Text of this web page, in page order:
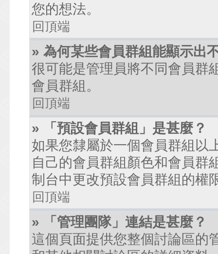
您的想法。
回頂端
» 為何某些會員群組能顯示出
很可能是管理員將不同會員群
會員群組。
回頂端
» 「預設會員群組」是甚麼？
如果您隸屬於一個會員群組以
自己的會員群組顏色和會員群
制台中更改預設會員群組的權
回頂端
» 「管理團隊」連結是甚麼？
這個頁面提供您整個討論區的